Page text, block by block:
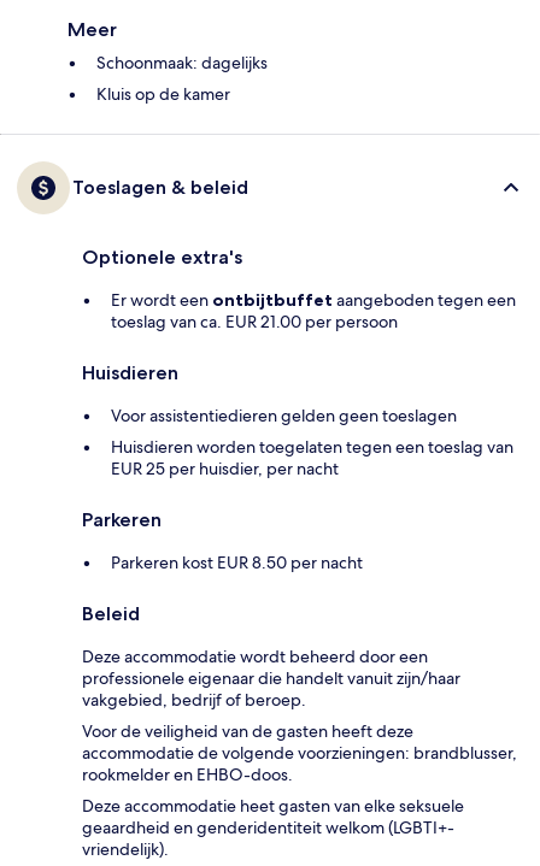
Meer
Schoonmaak: dagelijks
Kluis op de kamer
Toeslagen & beleid
Optionele extra's
Er wordt een ontbijtbuffet aangeboden tegen een
toeslag van ca. EUR 21.00 per persoon
Huisdieren
Voor assistentiedieren gelden geen toeslagen
Huisdieren worden toegelaten tegen een toeslag van
EUR 25 per huisdier, per nacht
Parkeren
Parkeren kost EUR 8.50 per nacht
Beleid
Deze accommodatie wordt beheerd door een
professionele eigenaar die handelt vanuit zijn/haar
vakgebied, bedrijf of beroep.
Voor de veiligheid van de gasten heeft deze
accommodatie de volgende voorzieningen: brandblusser,
rookmelder en EHBO-doos.
Deze accommodatie heet gasten van elke seksuele
geaardheid en genderidentiteit welkom (LGBTI+-
vriendelijk).